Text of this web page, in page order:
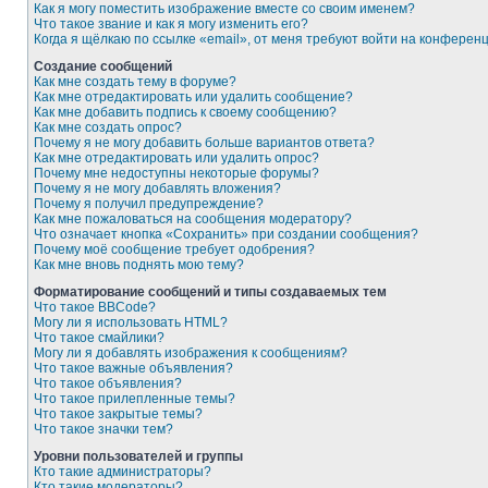
Как я могу поместить изображение вместе со своим именем?
Что такое звание и как я могу изменить его?
Когда я щёлкаю по ссылке «email», от меня требуют войти на
Создание сообщений
Как мне создать тему в форуме?
Как мне отредактировать или удалить сообщение?
Как мне добавить подпись к своему сообщению?
Как мне создать опрос?
Почему я не могу добавить больше вариантов ответа?
Как мне отредактировать или удалить опрос?
Почему мне недоступны некоторые форумы?
Почему я не могу добавлять вложения?
Почему я получил предупреждение?
Как мне пожаловаться на сообщения модератору?
Что означает кнопка «Сохранить» при создании сообщения?
Почему моё сообщение требует одобрения?
Как мне вновь поднять мою тему?
Форматирование сообщений и типы создаваемых тем
Что такое BBCode?
Могу ли я использовать HTML?
Что такое смайлики?
Могу ли я добавлять изображения к сообщениям?
Что такое важные объявления?
Что такое объявления?
Что такое прилепленные темы?
Что такое закрытые темы?
Что такое значки тем?
Уровни пользователей и группы
Кто такие администраторы?